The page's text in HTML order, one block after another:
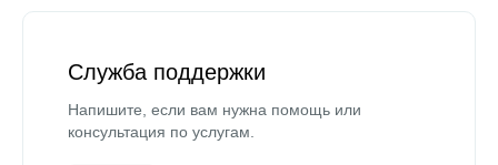
Служба поддержки
Напишите, если вам нужна помощь или
консультация по услугам.